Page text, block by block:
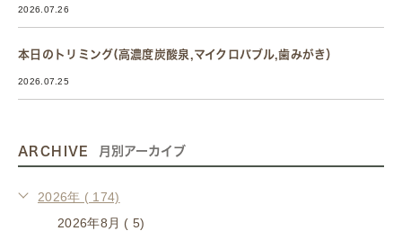
2026.07.26
本日のトリミング(高濃度炭酸泉,マイクロバブル,歯みがき）
2026.07.25
ARCHIVE 月別アーカイブ
2026年 ( 174)
2026年8月 ( 5)